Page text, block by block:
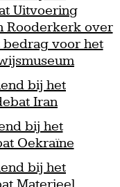
Uitvoering
Rooderkerk over
voor het
bij het
Iran
bij het
Oekraïne
bij het